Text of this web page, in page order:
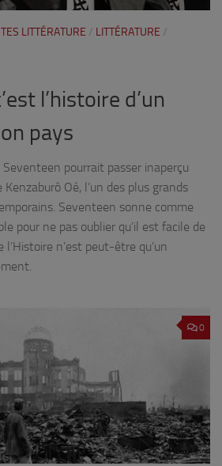
LITTÉRATURE / LITTÉRATURE /
l’histoire d’un
pays
pourrait passer inaperçu
Oé, l’un des plus grands
Seventeen sonne comme
pour ne pas oublier qu’il est facile de
n’est peut-être qu’un
0